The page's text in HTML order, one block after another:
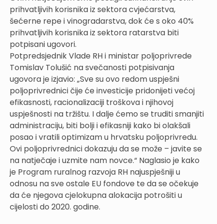
prihvatljivih korisnika iz sektora cvjećarstva,
šećerne repe i vinogradarstva, dok će s oko 40%
prihvatljivih korisnika iz sektora ratarstva biti
potpisani ugovori.
Potpredsjednik Vlade RH i ministar poljoprivrede
Tomislav Tolušić na svečanosti potpisivanja
ugovora je izjavio: „Sve su ovo redom uspješni
poljoprivrednici čije će investicije pridonijeti većoj
efikasnosti, racionalizaciji troškova i njihovoj
uspješnosti na tržištu. I dalje ćemo se truditi smanjiti
administraciju, biti bolji i efikasniji kako bi olakšali
posao i vratili optimizam u hrvatsku poljoprivredu.
Ovi poljoprivrednici dokazuju da se može – javite se
na natječaje i uzmite nam novce.“ Naglasio je kako
je Program ruralnog razvoja RH najuspješniji u
odnosu na sve ostale EU fondove te da se očekuje
da će njegova cjelokupna alokacija potrošiti u
cijelosti do 2020. godine.